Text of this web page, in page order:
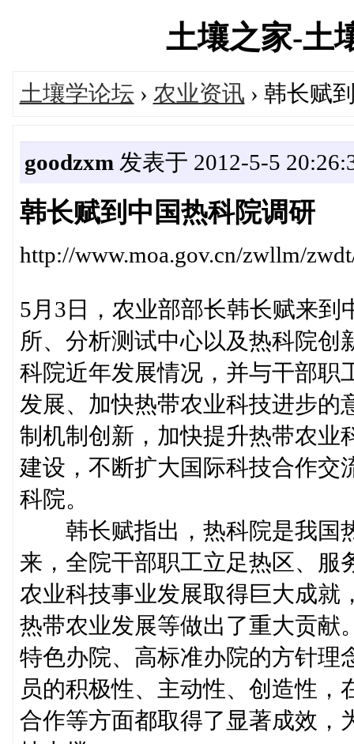
土壤之家-土
土壤学论坛 › 农业资讯 › 韩长赋
goodzxm 发表于 2012-5-5
韩长赋到中国热科院调研
http://www.moa.gov.cn/zwllm/
5月3日，农业部部长韩长赋来
所、分析测试中心以及热科院创
科院近年发展情况，并与干部职
发展、加快热带农业科技进步的
制机制创新，加快提升热带农业
建设，不断扩大国际科技合作交
科院。
韩长赋指出，热科院是我国
来，全院干部职工立足热区、服
农业科技事业发展取得巨大成就
热带农业发展等做出了重大贡献
特色办院、高标准办院的方针理
员的积极性、主动性、创造性
合作等方面都取得了显著成效，